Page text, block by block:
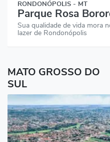
RONDONÓPOLIS - MT
Parque Rosa
Sua qualidade de vida mora
lazer de Rondonópolis
MATO GROSSO DO
SUL